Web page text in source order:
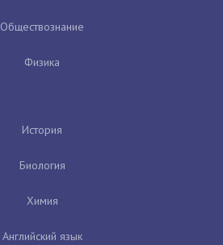
Обществознание
Физика
История
Биология
Химия
Английский язык